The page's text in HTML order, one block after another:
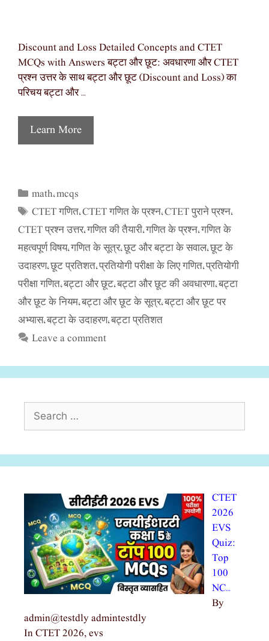
Discount and Loss Detailed Concepts and CTET
MCQs with Answers बट्टा और छूट: अवधारणा और CTET
प्रश्न उत्तर के साथ बट्टा और छूट (Discount and Loss) का
परिचय बट्टा और …
Learn More
Categories
math,mcqs
Tags
CTET गणित,CTET गणित के प्रश्न,CTET पुराने प्रश्न,
CTET प्रश्न उत्तर, गणित की तैयारी, गणित के प्रश्न, गणित के
महत्वपूर्ण विषय, गणित के सूत्र, छूट और बट्टा के सवाल, छूट के
उदाहरण, छूट प्रतिशत, प्रतियोगी परीक्षा के लिए गणित, प्रतियोगी
परीक्षा गणित, बट्टा और छूट, बट्टा और छूट की अवधारणा, बट्टा
और छूट के नियम, बट्टा और छूट के सूत्र, बट्टा और छूट पर
अभ्यास, बट्टा के उदाहरण, बट्टा प्रतिशत
Leave a comment
CTET
2026
EVS
Quiz:
Top
100
NC…
By
admin@testdly admintestdly
In CTET 2026, evs